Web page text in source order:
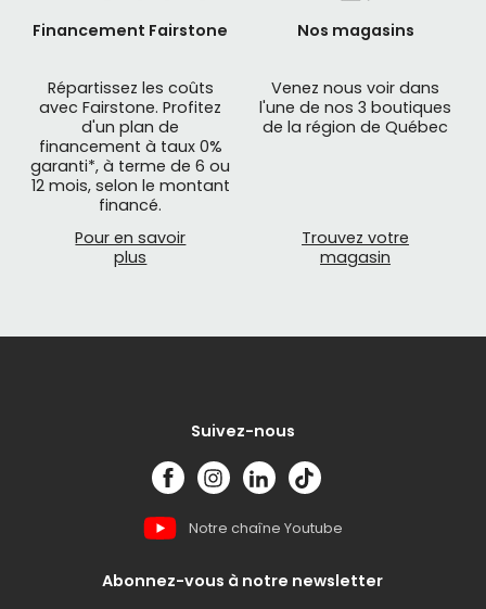
Financement Fairstone
Répartissez les coûts
avec Fairstone. Profitez
d'un plan de
financement à taux 0%
garanti*, à terme de 6 ou
12 mois, selon le montant
financé.
Pour en savoir
plus
Nos magasins
Venez nous voir dans
l'une de nos 3 boutiques
de la région de Québec
Trouvez votre
magasin
Suivez-nous
Notre chaîne Youtube
Abonnez-vous à notre newsletter